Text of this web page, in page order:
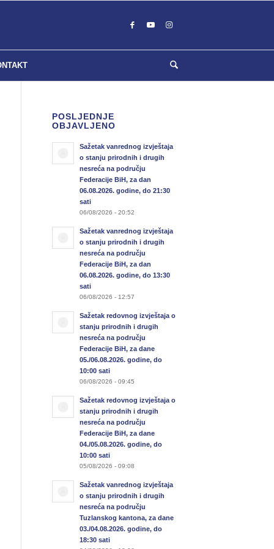
POSLJEDNJE
OBJAVLJENO
Sažetak vanrednog izvještaja
o stanju prirodnih i drugih
nesreća na području
Federacije BiH, za dan
06.08.2026. godine, do 21:30
sati
06/08/2026 - 20:52
Sažetak vanrednog izvještaja
o stanju prirodnih i drugih
nesreća na području
Federacije BiH, za dan
06.08.2026. godine, do 13:30
sati
06/08/2026 - 12:57
Sažetak redovnog izvještaja o
stanju prirodnih i drugih
nesreća na području
Federacije BiH, za dane
05./06.08.2026. godine, do
10:00 sati
06/08/2026 - 09:45
Sažetak redovnog izvještaja o
stanju prirodnih i drugih
nesreća na području
Federacije BiH, za dane
04./05.08.2026. godine, do
10:00 sati
05/08/2026 - 09:08
Sažetak vanrednog izvještaja
o stanju prirodnih i drugih
nesreća na području
Tuzlanskog kantona, za dane
03./04.08.2026. godine, do
18:30 sati